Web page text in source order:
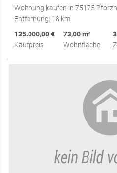
Wohnung kaufen in 75175
Entfernung: 18 km
135.000,00 €
Kaufpreis
73,00 m²
Wohnfläche
3